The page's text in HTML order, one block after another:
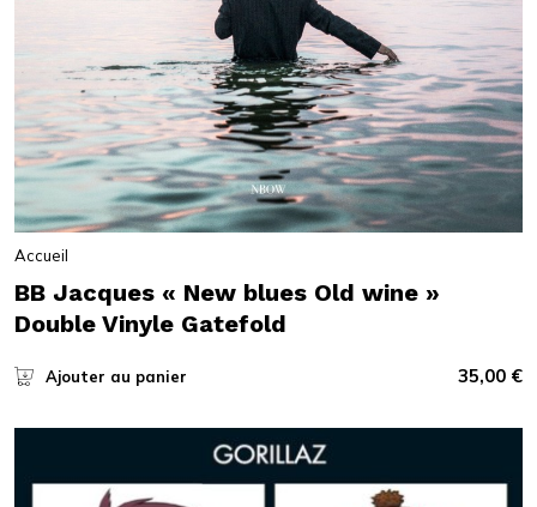
Accueil
BB Jacques « New blues Old wine »
Double Vinyle Gatefold
Ajouter au panier 35,00 €